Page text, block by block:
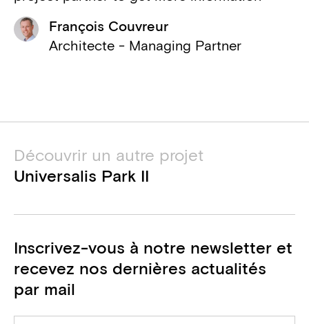
MDBE
Ingénieur techniques spéciales
Coordinateur sécurité santé
Leila Alev
François Couvreur
Architecte - Managing Partner
Découvrir un autre projet
Universalis Park II
Inscrivez-vous à notre newsletter et
recevez nos dernières actualités
par mail